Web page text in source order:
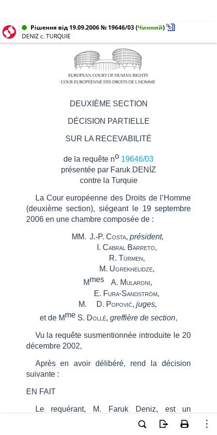
Рішення від 19.09.2006 № 19646/03(Чинний)
DENIZ c. TURQUIE
DEUXIÈME SECTION
DÉCISION PARTIELLE
SUR LA RECEVABILITÉ
de la requête no 19646/03
présentée par Faruk DENİZ
contre la Turquie
La Cour européenne des Droits de l’Homme
(deuxième section), siégeant le 19 septembre
2006 en une chambre composée de :
MM. J.-P. Costa, président,
I. Cabral Barreto,
R. Türmen,
M. Ugrekhelidze,
Mmes
A. Mularoni,
E. Fura-Sandström,
M.
D. Popović, juges,
et de Mme S. Dollé, greffière de section,
Vu la requête susmentionnée introduite le 20
décembre 2002,
Après en avoir délibéré, rend la décision
suivante :
EN FAIT
Le requérant, M. Faruk Deniz, est un
ressortissant turc, né en 1972 et résidant à
e